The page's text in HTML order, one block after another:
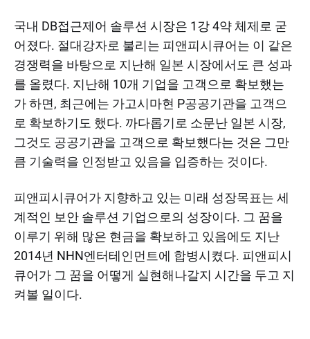
국내 DB접근제어 솔루션 시장은 1강 4약 체제로 굳
어졌다. 절대강자로 불리는 피앤피시큐어는 이 같은
경쟁력을 바탕으로 지난해 일본 시장에서도 큰 성과
를 올렸다. 지난해 10개 기업을 고객으로 확보했는
가 하면, 최근에는 가고시마현 P공공기관을 고객으
로 확보하기도 했다. 까다롭기로 소문난 일본 시장,
그것도 공공기관을 고객으로 확보했다는 것은 그만
큼 기술력을 인정받고 있음을 입증하는 것이다.​
피앤피시큐어가 지향하고 있는 미래 성장목표는 세
계적인 보안 솔루션 기업으로의 성장이다. 그 꿈을
이루기 위해 많은 현금을 확보하고 있음에도 지난
2014년 NHN엔터테인먼트에 합병시켰다. 피앤피시
큐어가 그 꿈을 어떻게 실현해나갈지 시간을 두고 지
켜볼 일이다.